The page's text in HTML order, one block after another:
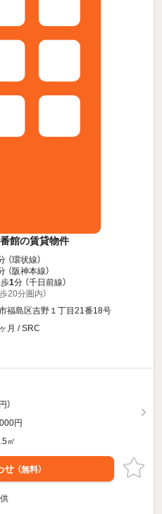
館の賃貸物件
（環状線）
（阪神本線）
1分 （千日前線）
20分圏内）
福島区吉野１丁目21番18号
月 / SRC
）
円
㎡
せ （無料）